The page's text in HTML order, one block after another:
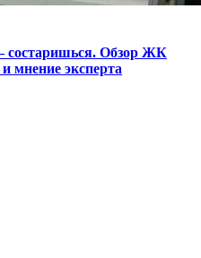
состаришься. Обзор ЖК
мнение эксперта